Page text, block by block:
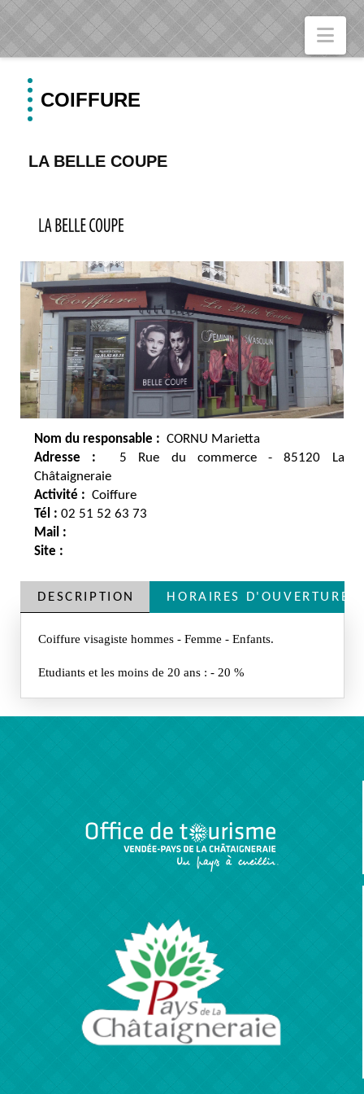
COIFFURE
LA BELLE COUPE
Nom du responsable : CORNU Marietta
Adresse :
5 Rue du commerce - 85120 La
Châtaigneraie
Activité : Coiffure
Tél : 02 51 52 63 73
Mail :
Site :
DESCRIPTION HORAIRES D'OUVERTURE
Coiffure visagiste hommes - Femme - Enfants.
Etudiants et les moins de 20 ans : - 20 %